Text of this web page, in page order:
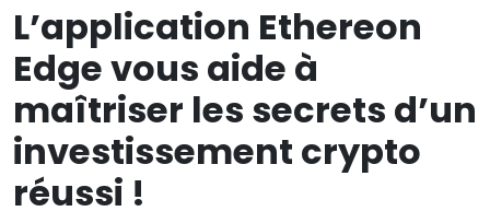
L’application Ethereon
Edge vous aide à
maîtriser les secrets d’un
investissement crypto
réussi !